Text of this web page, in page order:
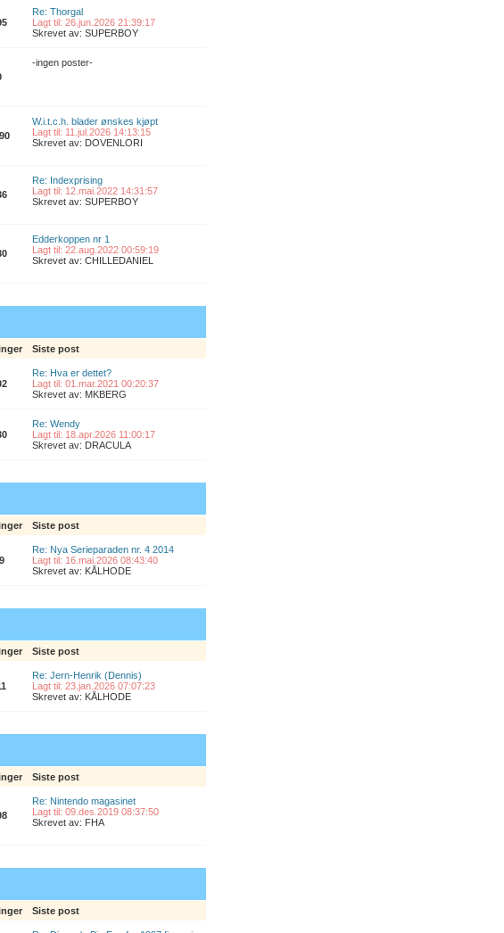
Re: Thorgal
Lagt til: 26.jun.2026 21:39:17
Skrevet av: SUPERBOY
-ingen poster-
W.i.t.c.h. blader ønskes kjøpt
Lagt til: 11.jul.2026 14:13:15
Skrevet av: DOVENLORI
Re: Indexprising
Lagt til: 12.mai.2022 14:31:57
Skrevet av: SUPERBOY
Edderkoppen nr 1
Lagt til: 22.aug.2022 00:59:19
Skrevet av: CHILLEDANIEL
Siste post
Re: Hva er dettet?
Lagt til: 01.mar.2021 00:20:37
Skrevet av: MKBERG
Re: Wendy
Lagt til: 18.apr.2026 11:00:17
Skrevet av: DRACULA
Siste post
Re: Nya Serieparaden nr. 4 2014
Lagt til: 16.mai.2026 08:43:40
Skrevet av: KÅLHODE
Siste post
Re: Jern-Henrik (Dennis)
Lagt til: 23.jan.2026 07:07:23
Skrevet av: KÅLHODE
Siste post
Re: Nintendo magasinet
Lagt til: 09.des.2019 08:37:50
Skrevet av: FHA
Siste post